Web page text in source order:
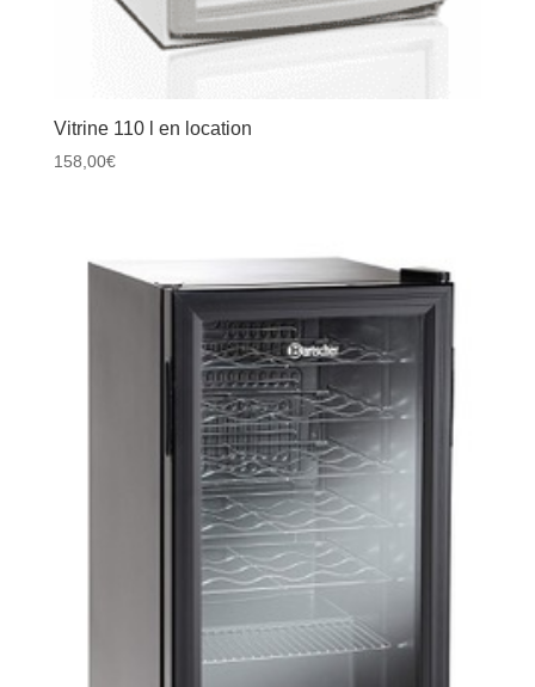
Vitrine 110 l en location
158,00€